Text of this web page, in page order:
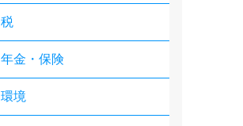
税
年金・保険
環境